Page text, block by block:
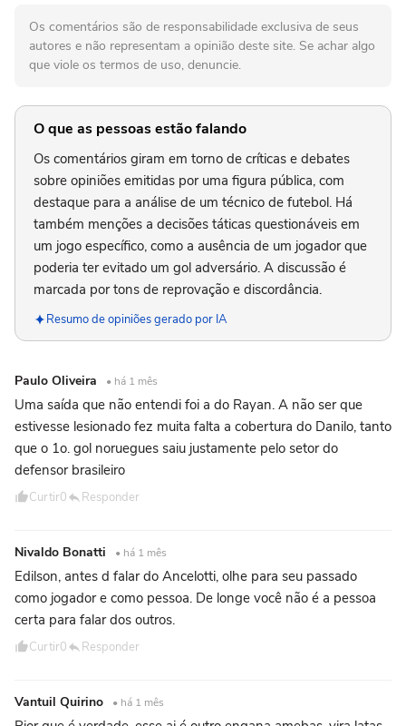
Os comentários são de responsabilidade exclusiva de seus
autores e não representam a opinião deste site. Se achar algo
que viole os termos de uso, denuncie.
O que as pessoas estão falando
Os comentários giram em torno de críticas e debates
sobre opiniões emitidas por uma figura pública, com
destaque para a análise de um técnico de futebol. Há
também menções a decisões táticas questionáveis em
um jogo específico, como a ausência de um jogador que
poderia ter evitado um gol adversário. A discussão é
marcada por tons de reprovação e discordância.
Resumo de opiniões gerado por IA
Paulo Oliveira • há 1 mês
Uma saída que não entendi foi a do Rayan. A não ser que
estivesse lesionado fez muita falta a cobertura do Danilo, tanto
que o 1o. gol noruegues saiu justamente pelo setor do
defensor brasileiro
Curtir0 Responder
Nivaldo Bonatti • há 1 mês
Edilson, antes d falar do Ancelotti, olhe para seu passado
como jogador e como pessoa. De longe você não é a pessoa
certa para falar dos outros.
Curtir0 Responder
Vantuil Quirino • há 1 mês